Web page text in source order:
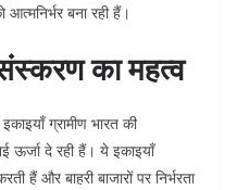
बना रही हैं।​
का महत्व
ग्रामीण भारत की
ऊर्जा दे रही हैं। ये इकाइयाँ
हैं और बाहरी बाजारों पर निर्भरता